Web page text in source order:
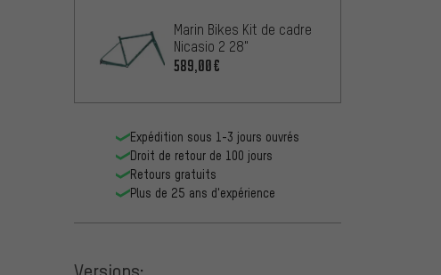
Marin Bikes Kit de cadre
Nicasio 2 28"
589,00€
Expédition sous 1-3 jours ouvrés
Droit de retour de 100 jours
Retours gratuits
Plus de 25 ans d'expérience
Versions: